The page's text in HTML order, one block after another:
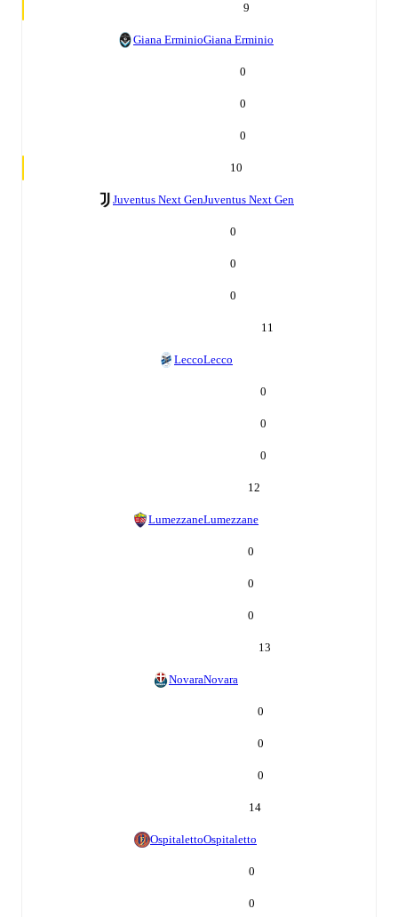
9
Giana ErminioGiana Erminio
0
0
0
10
Juventus Next GenJuventus Next Gen
0
0
0
11
LeccoLecco
0
0
0
12
LumezzaneLumezzane
0
0
0
13
NovaraNovara
0
0
0
14
OspitalettoOspitaletto
0
0